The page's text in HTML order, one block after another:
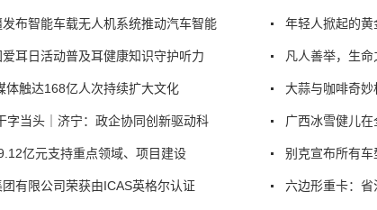
发布智能车载无人机系统推动汽车智能
耳日活动普及耳健康知识守护听力
体触达168亿人次持续扩大文化
字当头｜济宁：政企协同创新驱动科
亿元支持重点领域、项目建设
有限公司荣获由ICAS英格尔认证
年轻人掀起的
凡人善举，生命
大蒜与咖啡奇
广西冰雪健儿
别克宣布所有车
六边形重卡：